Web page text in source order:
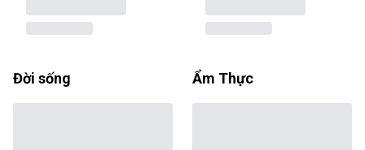
Đời sống Ẩm Thực